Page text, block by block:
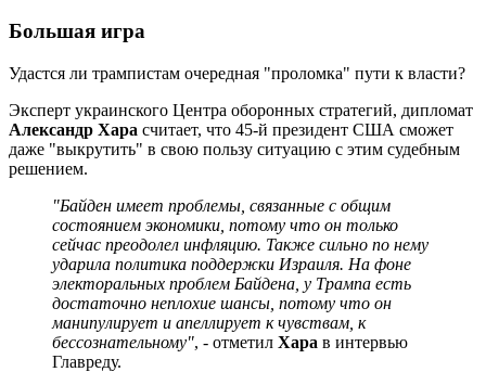
Большая игра
Удастся ли трампистам очередная "проломка" пути к власти?
Эксперт украинского Центра оборонных стратегий, дипломат
Александр Хара считает, что 45-й президент США сможет
даже "выкрутить" в свою пользу ситуацию с этим судебным
решением.
"Байден имеет проблемы, связанные с общим
состоянием экономики, потому что он только
сейчас преодолел инфляцию. Также сильно по нему
ударила политика поддержки Израиля. На фоне
электоральных проблем Байдена, у Трампа есть
достаточно неплохие шансы, потому что он
манипулирует и апеллирует к чувствам, к
бессознательному", - отметил Хара в интервью
Главреду.